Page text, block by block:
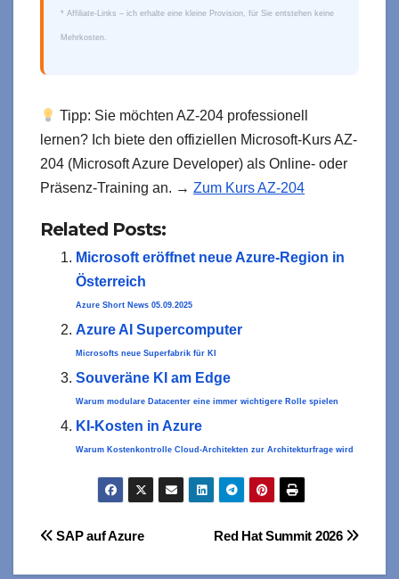
* Affiliate-Links – ich erhalte eine kleine Provision, für Sie entstehen keine
Mehrkosten.
Tipp: Sie möchten AZ-204 professionell
lernen? Ich biete den offiziellen Microsoft-Kurs AZ-
204 (Microsoft Azure Developer) als Online- oder
Präsenz-Training an. → Zum Kurs AZ-204
Related Posts:
Microsoft eröffnet neue Azure-Region in
Österreich
Azure Short News 05.09.2025
Azure AI Supercomputer
Microsofts neue Superfabrik für KI
Souveräne KI am Edge
Warum modulare Datacenter eine immer wichtigere Rolle spielen
KI-Kosten in Azure
Warum Kostenkontrolle Cloud-Architekten zur Architekturfrage wird
Beitragsnavigation
Red Hat Summit 2026
SAP auf Azure